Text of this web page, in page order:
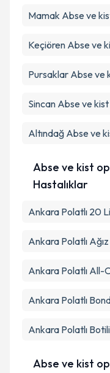
Mamak Abse ve
Keçiören Abse ve
Pursaklar Abse ve
Sincan Abse ve
Altındağ Abse ve
Abse ve kist
Hastalıklar
Ankara Polatlı 20
Ankara Polatlı
Ankara Polatlı
Ankara Polatlı
Ankara Polatlı
Abse ve kist